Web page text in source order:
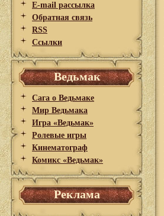
E-mail рассылка
Обратная связь
RSS
Ссылки
Ведьмак
Сага о Ведьмаке
Мир Ведьмака
Игра «Ведьмак»
Ролевые игры
Кинематограф
Комикс «Ведьмак»
Реклама